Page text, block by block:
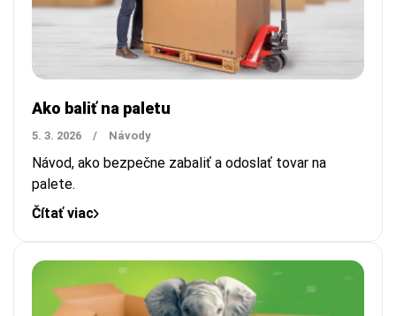
Ako baliť na paletu
5. 3. 2026 / Návody
Návod, ako bezpečne zabaliť a odoslať tovar na
palete.
Čítať viac